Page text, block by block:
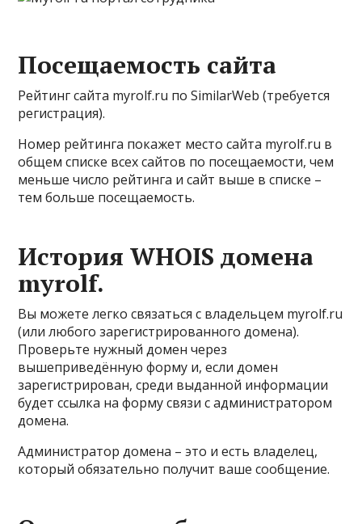
Посещаемость сайта
Рейтинг сайта myrolf.ru по SimilarWeb (требуется
регистрация).
Номер рейтинга покажет место сайта myrolf.ru в
общем списке всех сайтов по посещаемости, чем
меньше число рейтинга и сайт выше в списке –
тем больше посещаемость.
История WHOIS домена
myrolf.
Вы можете легко связаться с владельцем myrolf.ru
(или любого зарегистрированного домена).
Проверьте нужный домен через
вышеприведённую форму и, если домен
зарегистрирован, среди выданной информации
будет ссылка на форму связи с администратором
домена.
Администратор домена – это и есть владелец,
который обязательно получит ваше сообщение.